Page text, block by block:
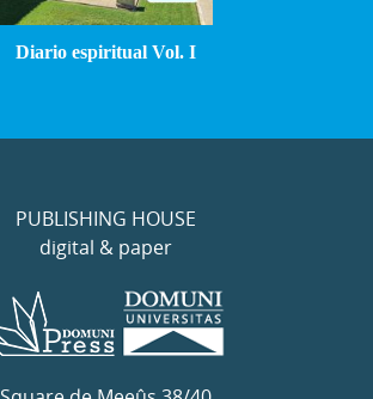
Diario espiritual Vol. I
PUBLISHING HOUSE
digital & paper